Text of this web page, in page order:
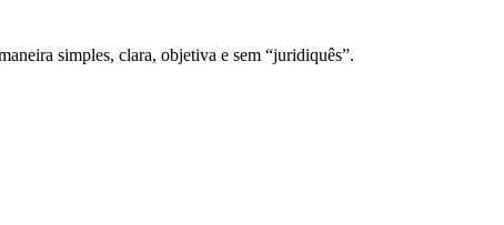
simples, clara, objetiva e sem “juridiquês”.